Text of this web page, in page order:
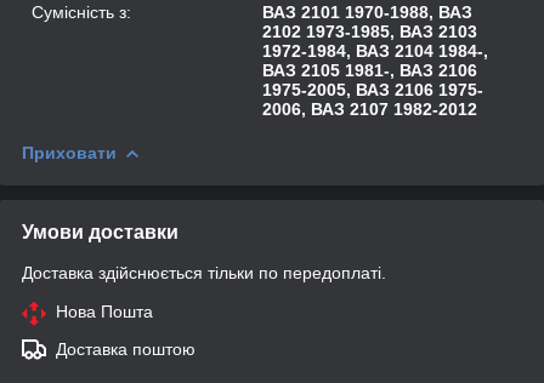
Сумісність з:
ВАЗ 2101 1970-1988, ВАЗ
2102 1973-1985, ВАЗ 2103
1972-1984, ВАЗ 2104 1984-,
ВАЗ 2105 1981-, ВАЗ 2106
1975-2005, ВАЗ 2106 1975-
2006, ВАЗ 2107 1982-2012
Приховати
Умови доставки
Доставка здійснюється тільки по передоплаті.
Нова Пошта
Доставка поштою